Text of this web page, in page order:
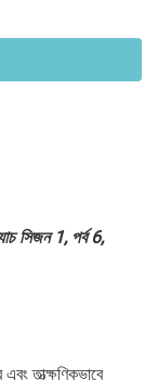
সিজন 1, পর্ব 6,
তাত্ক্ষণিকভাবে